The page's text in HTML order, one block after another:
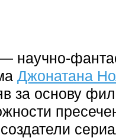
научно-
Джонатана
за основу